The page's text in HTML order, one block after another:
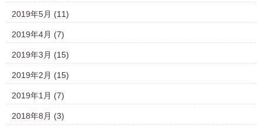
2019年5月 (11)
2019年4月 (7)
2019年3月 (15)
2019年2月 (15)
2019年1月 (7)
2018年8月 (3)